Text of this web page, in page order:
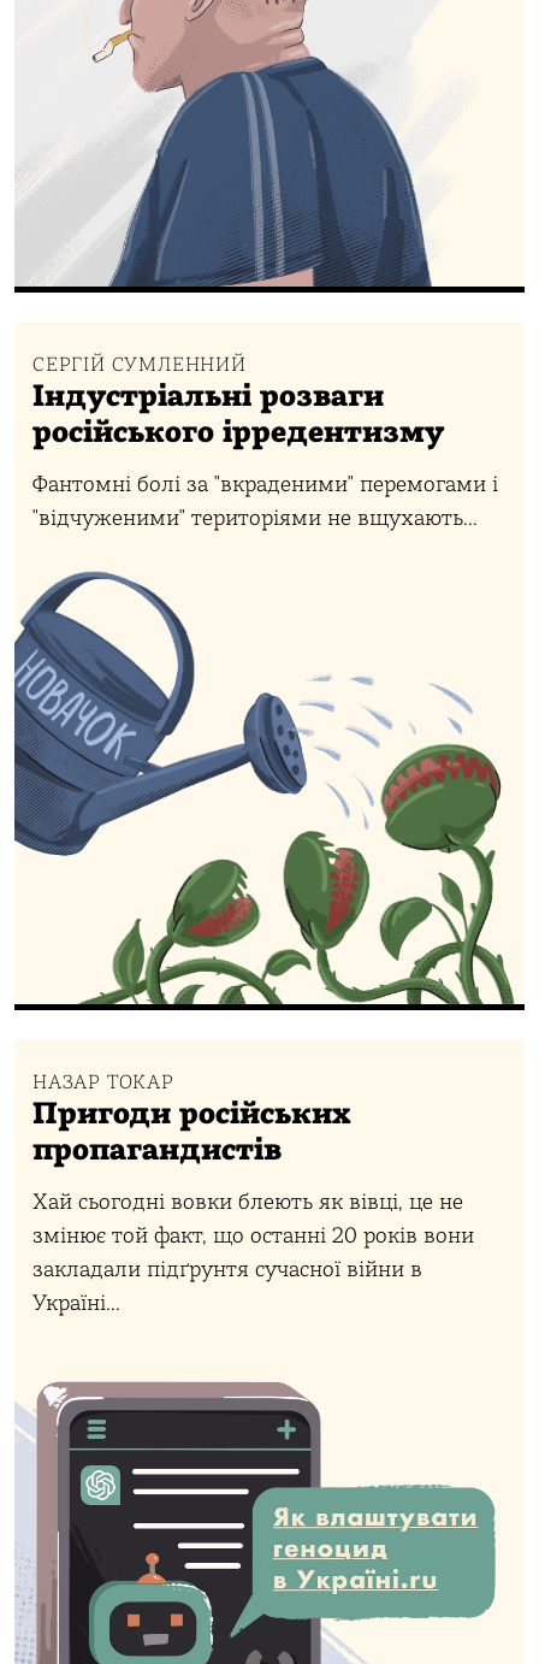
СЕРГІЙ СУМЛЕННИЙ
Індустріальні розваги
російського ірредентизму
Фантомні болі за "вкраденими" перемогами і
"відчуженими" територіями не вщухають...
НАЗАР ТОКАР
Пригоди російських
пропагандистів
Хай сьогодні вовки блеють як вівці, це не
змінює той факт, що останні 20 років вони
закладали підґрунтя сучасної війни в
Україні...